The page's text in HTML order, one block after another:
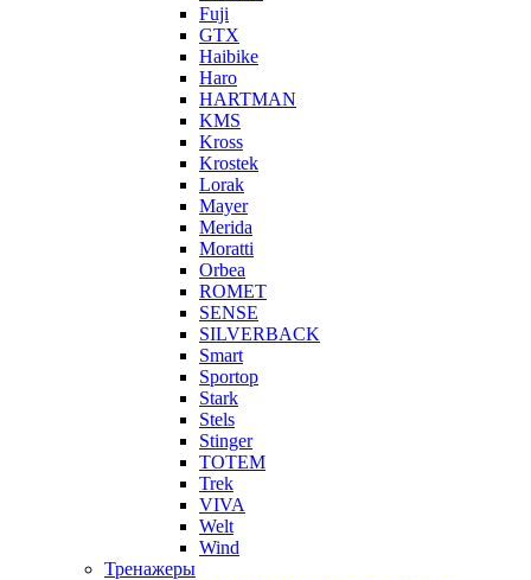
Fuji
GTX
Haibike
Haro
HARTMAN
KMS
Kross
Krostek
Lorak
Mayer
Merida
Moratti
Orbea
ROMET
SENSE
SILVERBACK
Smart
Sportop
Stark
Stels
Stinger
TOTEM
Trek
VIVA
Welt
Wind
Тренажеры